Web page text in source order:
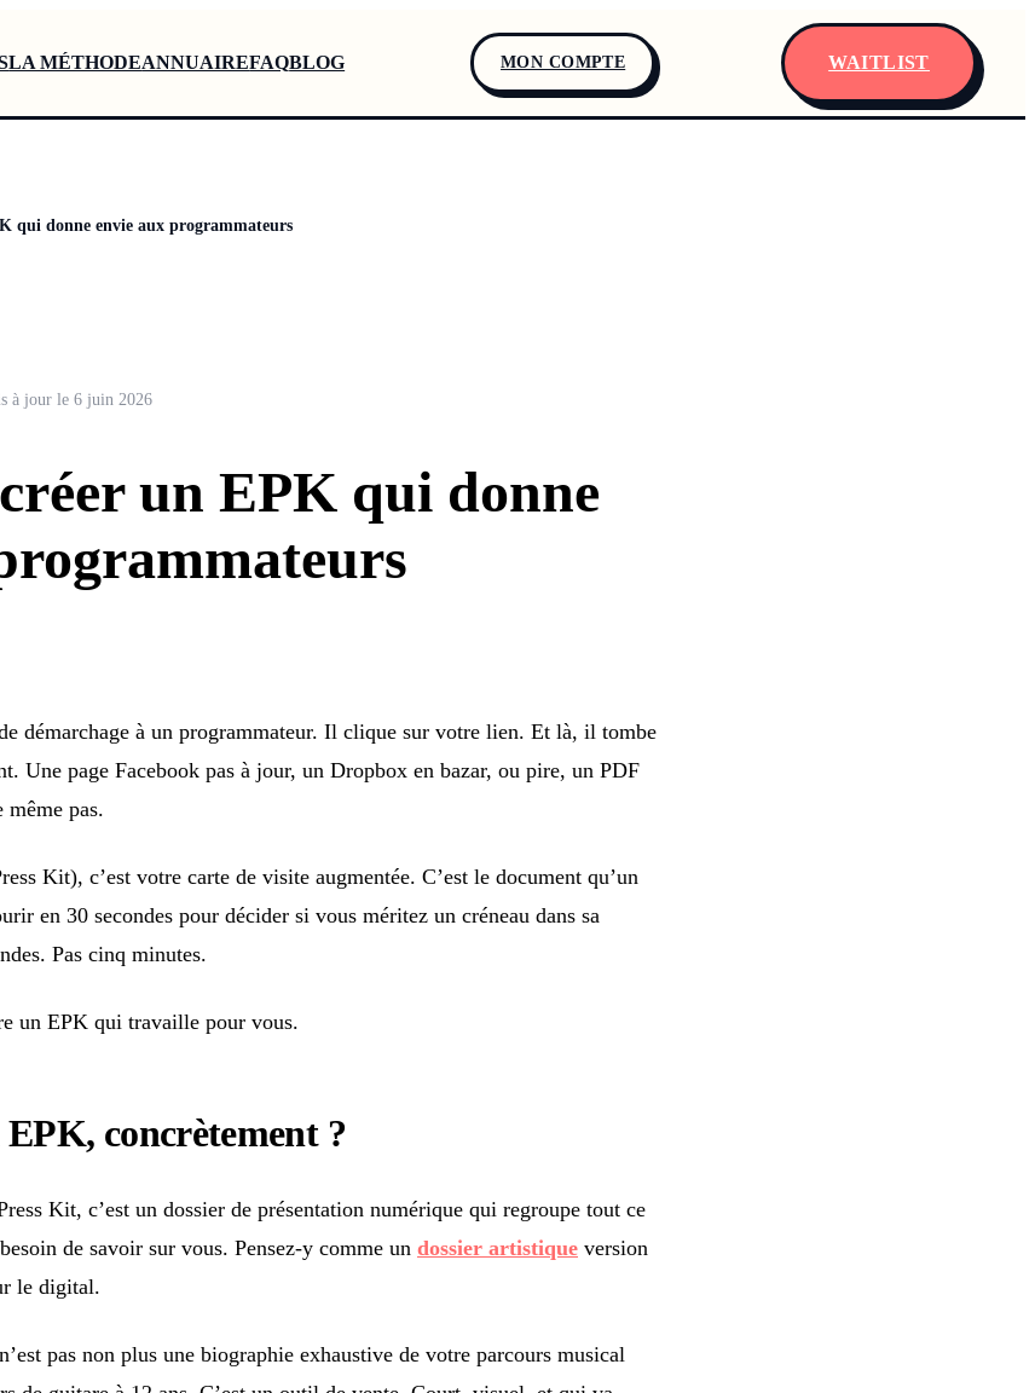
LA MÉTHODEANNUAIREFAQBLOG MON COMPTE WAITLIST
qui donne envie aux programmateurs
à jour le 6 juin 2026
un EPK qui donne
démarchage à un programmateur. Il clique sur votre lien. Et là, il tombe
Une page Facebook pas à jour, un Dropbox en bazar, ou pire, un PDF
même pas.
Kit), c’est votre carte de visite augmentée. C’est le document qu’un
en 30 secondes pour décider si vous méritez un créneau dans sa
Pas cinq minutes.
un EPK qui travaille pour vous.
EPK, concrètement ?
Kit, c’est un dossier de présentation numérique qui regroupe tout ce
de savoir sur vous. Pensez-y comme un dossier artistique version
le digital.
pas non plus une biographie exhaustive de votre parcours musical